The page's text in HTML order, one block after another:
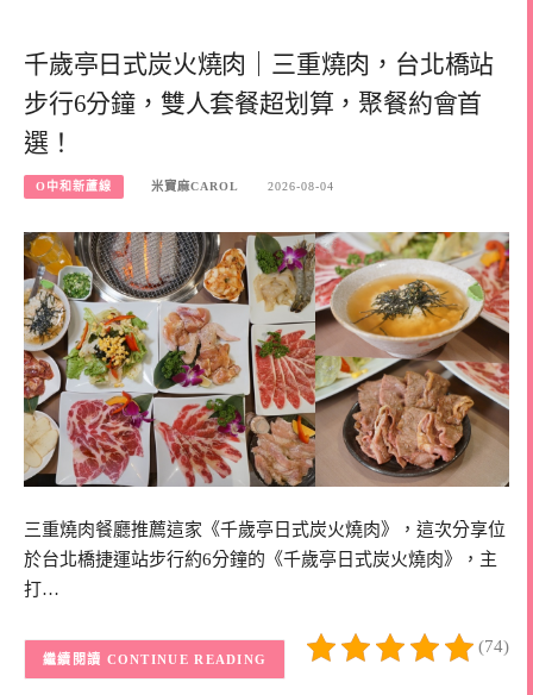
千歲亭日式炭火燒肉｜三重燒肉，台北橋站
步行6分鐘，雙人套餐超划算，聚餐約會首
選！
O中和新蘆線 米寶麻CAROL 2026-08-04
三重燒肉餐廳推薦這家《千歲亭日式炭火燒肉》，這次分享位
於台北橋捷運站步行約6分鐘的《千歲亭日式炭火燒肉》，主
打…
(74)
CONTINUE READING